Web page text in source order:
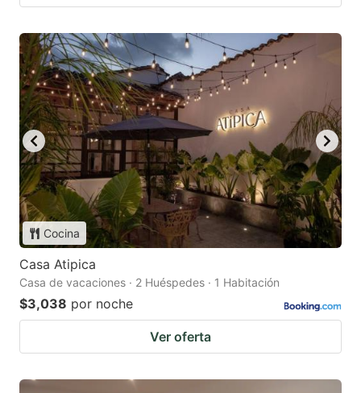
Cocina
Casa Atipica
Casa de vacaciones · 2 Huéspedes · 1 Habitación
$3,038 por noche
Ver oferta